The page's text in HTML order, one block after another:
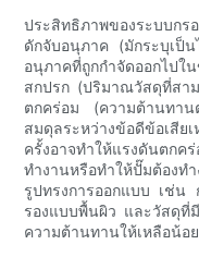
ประสิทธิภาพของระบบกร
ดักจับอนุภาค (มักระบุเป็
อนุภาคที่ถูกกำจัดออกไป
สกปรก (ปริมาณวัสดุที่สา
ตกคร่อม (ความต้านทาน
สมดุลระหว่างข้อดีข้อเสีย
ครั้งอาจทำให้แรงดันตก
ทำงานหรือทำให้ปั๊มต้อง
รูปทรงการออกแบบ เช่น
รองแบบพื้นผิว และวัสดุที่
ความต้านทานให้เหลือน้อ